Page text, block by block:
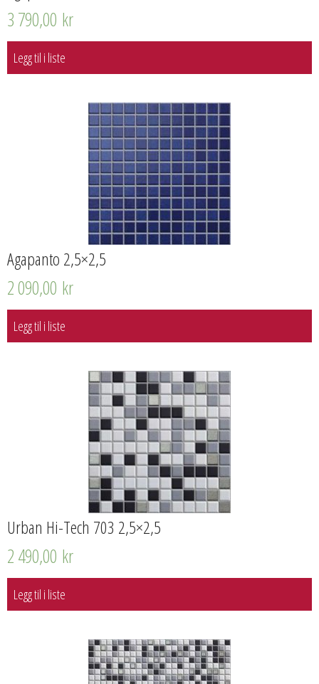
3 790,00 kr
Legg til i liste
Agapanto 2,5×2,5
2 090,00 kr
Legg til i liste
Urban Hi-Tech 703 2,5×2,5
2 490,00 kr
Legg til i liste